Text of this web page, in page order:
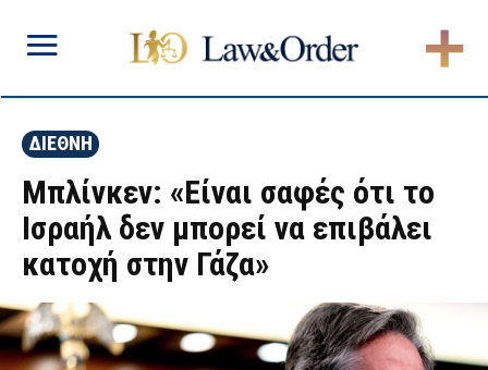
ΔΙΕΘΝΗ
Μπλίνκεν: «Είναι σαφές ότι το
Ισραήλ δεν μπορεί να επιβάλει
κατοχή στην Γάζα»